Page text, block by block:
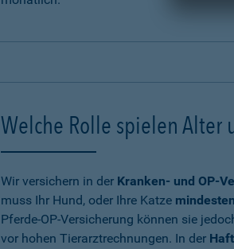
Welche Rolle spielen Alter
Wir versichern in der Kranken- und OP-
muss Ihr Hund, oder Ihre Katze
Pferde-OP-Versicherung können sie
vor hohen Tierarztrechnungen. In der